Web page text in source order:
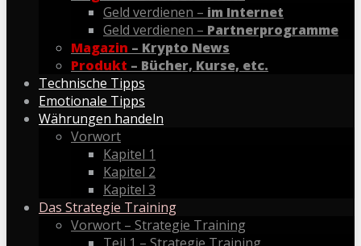
Geld verdienen – im Internet
Geld verdienen – Partnerprogramme
Magazin – Krypto News
Produkt – Bücher, Kurse, etc.
Technische Tipps
Emotionale Tipps
Währungen handeln
Vorwort
Kapitel 1
Kapitel 2
Kapitel 3
Das Strategie Training
Vorwort – Strategie Training